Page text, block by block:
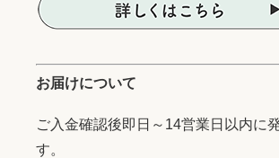
お届けについて
ご入金確認後即日～14営業日以内に
す。